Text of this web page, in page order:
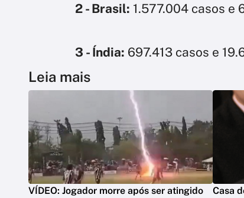
2 - Brasil: 1.577.004 casos e
3 - Índia: 697.413 casos e
Leia mais
VÍDEO: Jogador morre após ser atingido
Casa